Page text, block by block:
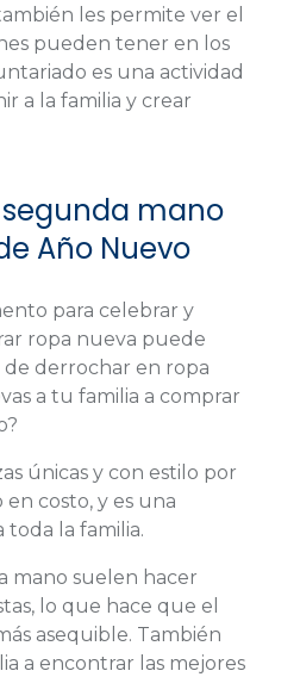
les permite ver el
pueden tener en los
es una actividad
a la familia y crear
mano
Año Nuevo
para celebrar y
ropa nueva puede
derrochar en ropa
a tu familia a comprar
únicas y con estilo por
costo, y es una
toda la familia.
mano suelen hacer
lo que hace que el
asequible. También
a encontrar las mejores